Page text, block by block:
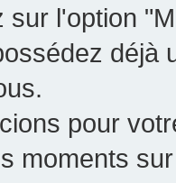
sur l'option
déjà
pour
moments